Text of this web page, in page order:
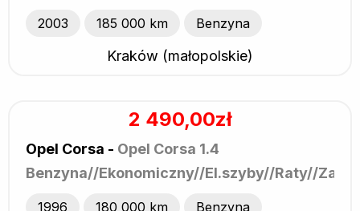
2003 185 000 km Benzyna
Kraków (małopolskie)
2 490,00zł
Opel Corsa - Opel Corsa 1.4
Benzyna//Ekonomiczny//El.szyby//Raty//
1996 180 000 km Benzyna